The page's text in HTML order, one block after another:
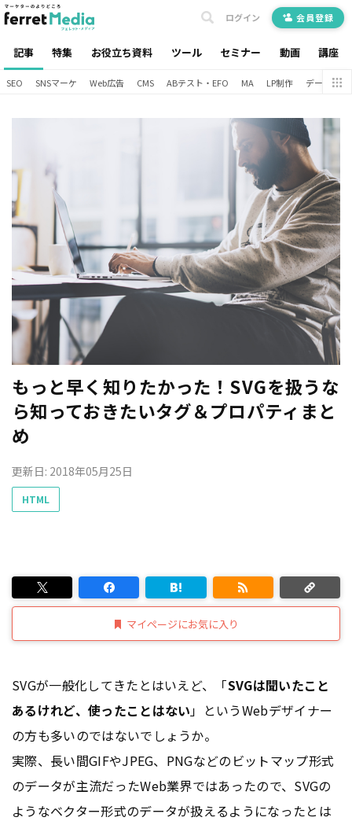
記事 特集 お役立ち資料 ツール セミナー 動画 講座
ログイン 会員登録
SEO SNSマーケ Web広告 CMS ABテスト・EFO MA LP制作 データ分析
もっと早く知りたかった！SVGを扱うな
ら知っておきたいタグ＆プロパティまと
め
更新日: 2018年05月25日
HTML
マイページにお気に入り
SVGが一般化してきたとはいえど、「SVGは聞いたこと
あるけれど、使ったことはない」というWebデザイナー
の方も多いのではないでしょうか。
実際、長い間GIFやJPEG、PNGなどのビットマップ形式
のデータが主流だったWeb業界ではあったので、SVGの
ようなベクター形式のデータが扱えるようになったとは